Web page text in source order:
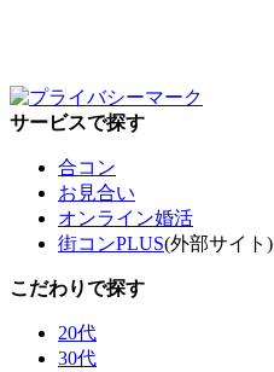
サービスで探す
合コン
お見合い
オンライン婚活
街コンPLUS(外部サイト)
こだわりで探す
20代
30代